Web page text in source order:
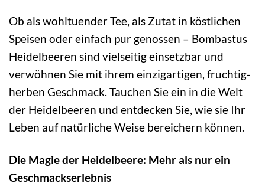
Ob als wohltuender Tee, als Zutat in köstlichen
Speisen oder einfach pur genossen – Bombastus
Heidelbeeren sind vielseitig einsetzbar und
verwöhnen Sie mit ihrem einzigartigen, fruchtig-
herben Geschmack. Tauchen Sie ein in die Welt
der Heidelbeeren und entdecken Sie, wie sie Ihr
Leben auf natürliche Weise bereichern können.
Die Magie der Heidelbeere: Mehr als nur ein
Geschmackserlebnis